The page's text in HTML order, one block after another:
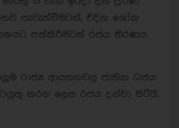
පැවැත්වීමටත්, එදින ශෝක
පත්කිරීමටත් රජය තීරණය
රාජ්‍ය ආයතනවල ජාතික ධජය
කරන ලෙස රජය දන්වා සිටියි.